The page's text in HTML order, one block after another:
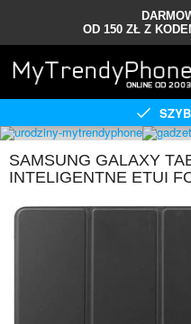
OD 150 ZŁ Z
SAMSUNG GALAXY
INTELIGENTNE ETUI